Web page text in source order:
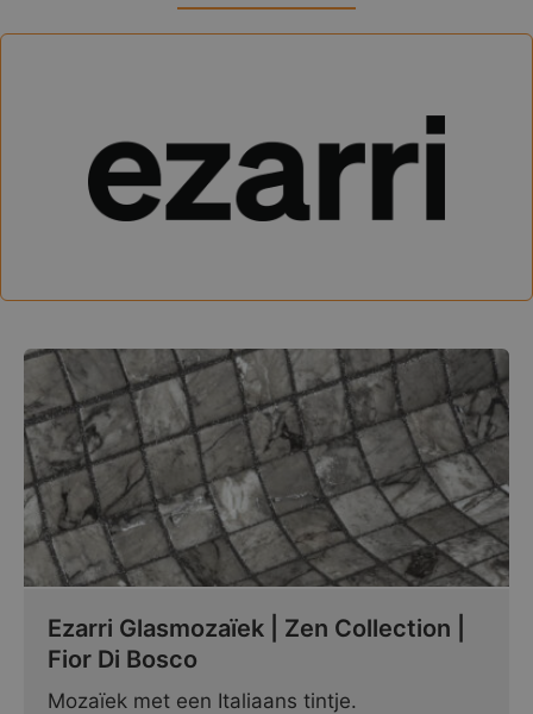
Ezarri Glasmozaïek | Zen Collection |
Fior Di Bosco
Mozaïek met een Italiaans tintje.